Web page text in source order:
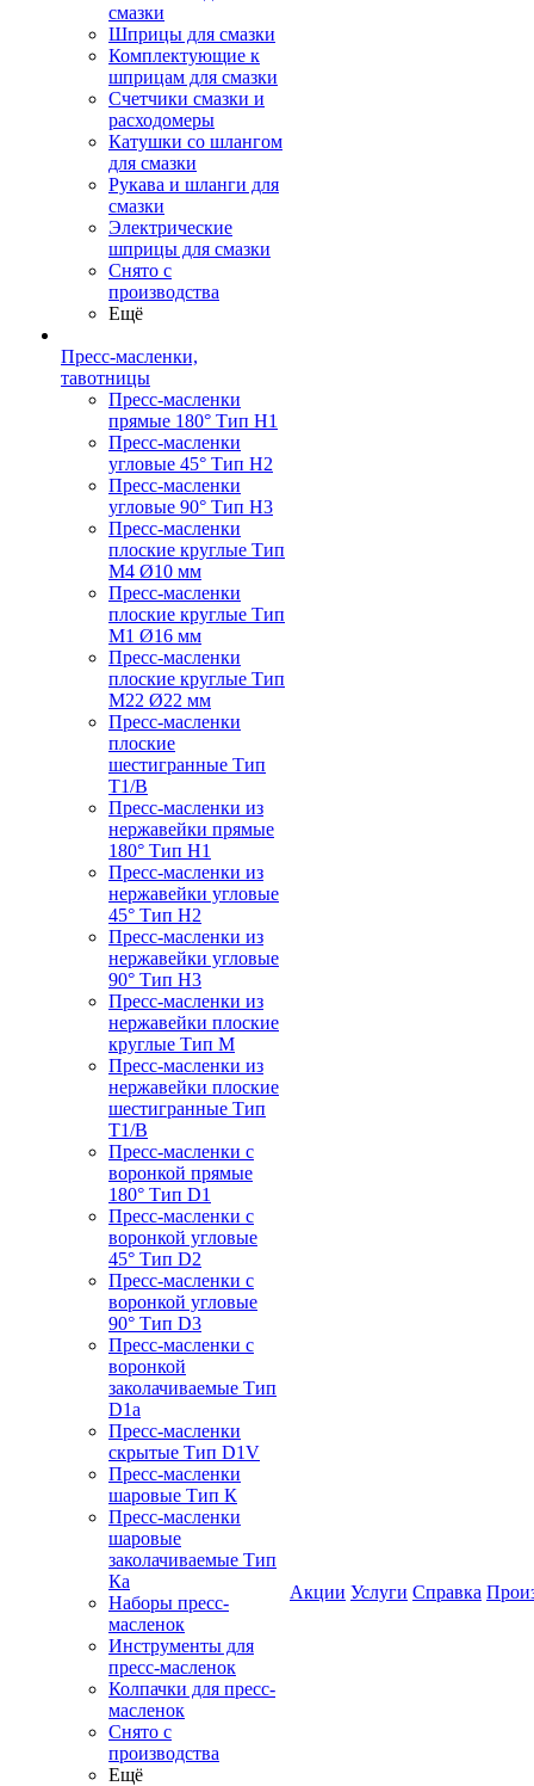
смазки
Шприцы для смазки
Комплектующие к
шприцам для смазки
Счетчики смазки и
расходомеры
Катушки со шлангом
для смазки
Рукава и шланги для
смазки
Электрические
шприцы для смазки
Снято с
производства
Ещё
Пресс-масленки,
тавотницы
Пресс-масленки
прямые 180° Тип H1
Пресс-масленки
угловые 45° Тип H2
Пресс-масленки
угловые 90° Тип H3
Пресс-масленки
плоские круглые Тип
M4 Ø10 мм
Пресс-масленки
плоские круглые Тип
M1 Ø16 мм
Пресс-масленки
плоские круглые Тип
M22 Ø22 мм
Пресс-масленки
плоские
шестигранные Тип
T1/B
Пресс-масленки из
нержавейки прямые
180° Тип H1
Пресс-масленки из
нержавейки угловые
45° Тип H2
Пресс-масленки из
нержавейки угловые
90° Тип H3
Пресс-масленки из
нержавейки плоские
круглые Тип M
Пресс-масленки из
нержавейки плоские
шестигранные Тип
T1/B
Пресс-масленки с
воронкой прямые
180° Тип D1
Пресс-масленки с
воронкой угловые
45° Тип D2
Пресс-масленки с
воронкой угловые
90° Тип D3
Пресс-масленки с
воронкой
заколачиваемые Тип
D1a
Пресс-масленки
скрытые Тип D1V
Пресс-масленки
шаровые Тип К
Пресс-масленки
шаровые
заколачиваемые Тип
Кa
Наборы пресс-
масленок
Инструменты для
пресс-масленок
Колпачки для пресс-
масленок
Снято с
производства
Ещё
Акции Услуги Справка